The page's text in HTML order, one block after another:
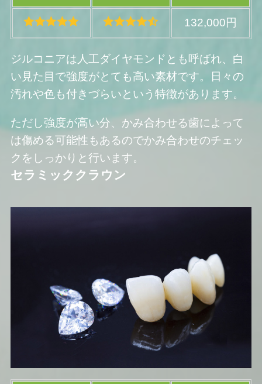
132,000円
ジルコニアは人工ダイヤモンドとも呼ばれ、白
い見た目で強度がとても高い素材です。日々の
汚れや色も付きづらいという特徴があります。
ただし強度が高い分、かみ合わせる歯によって
は傷める可能性もあるのでかみ合わせのチェッ
クをしっかりと行います。
セラミッククラウン